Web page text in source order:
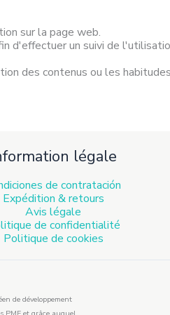
sur la page web.
un suivi de
des contenus ou les
légale
de contratación
Expédition & retours
Avis légale
de confidentialité
Politique de cookies
de développement